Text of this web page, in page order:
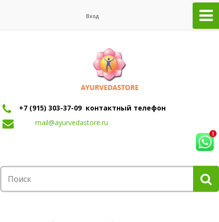
Вход
+7 (915) 303-37-09 контактный телефон
mail@ayurvedastore.ru